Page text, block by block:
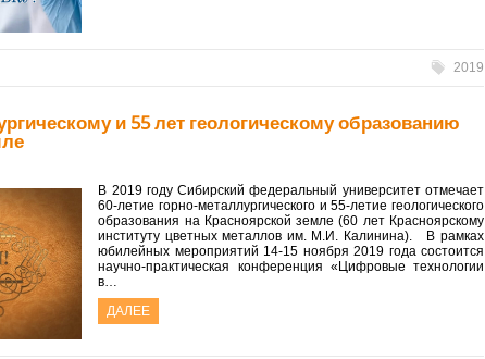
2019
и 55 лет геологическому образованию
В 2019 году Сибирский федеральный университет отмечает
60-летие горно-металлургического и 55-летие геологического
образования на Красноярской земле (60 лет Красноярскому
институту цветных металлов им. М.И. Калинина). В рамках
юбилейных мероприятий 14-15 ноября 2019 года состоится
научно-практическая конференция «Цифровые технологии
в…
ДАЛЕЕ